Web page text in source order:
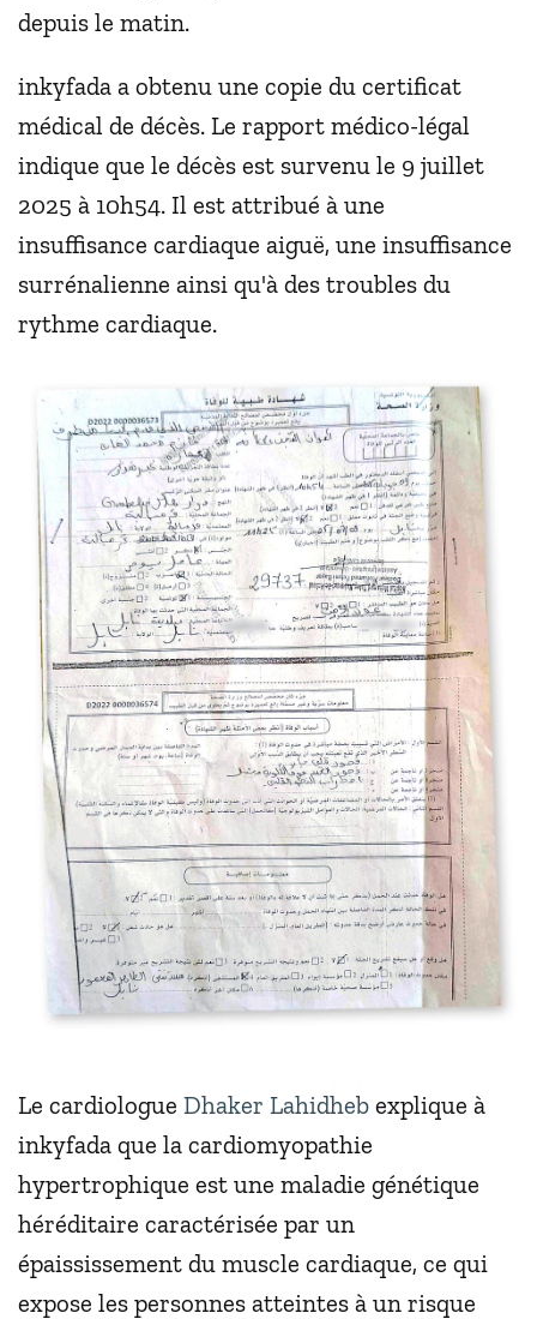
depuis le matin.
inkyfada a obtenu une copie du certificat
médical de décès. Le rapport médico-légal
indique que le décès est survenu le 9 juillet
2025 à 10h54. Il est attribué à une
insuffisance cardiaque aiguë, une insuffisance
surrénalienne ainsi qu'à des troubles du
rythme cardiaque.
Le cardiologue Dhaker Lahidheb explique à
inkyfada que la cardiomyopathie
hypertrophique est une maladie génétique
héréditaire caractérisée par un
épaississement du muscle cardiaque, ce qui
expose les personnes atteintes à un risque